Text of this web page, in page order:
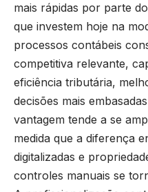
mais rápidas por parte
que investem hoje na
processos contábeis
competitiva relevante,
eficiência tributária,
decisões mais
vantagem tende a se
medida que a diferença
digitalizadas e
controles manuais se